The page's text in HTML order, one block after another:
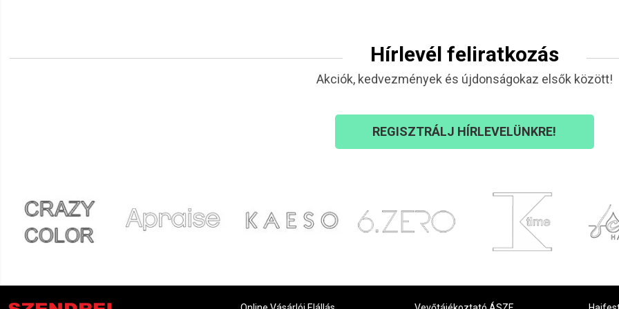
Hírlevél feliratkozás
Akciók, kedvezmények és újdonságokaz elsők között!
REGISZTRÁLJ HÍRLEVELÜNKRE!